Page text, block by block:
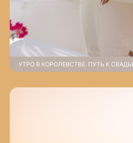
УТРО В КОРОЛЕВСТВЕ. ПУТЬ К